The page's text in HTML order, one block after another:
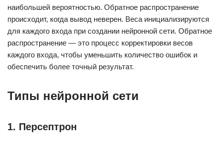
наибольшей вероятностью. Обратное распространение
происходит, когда вывод неверен. Веса инициализируются
для каждого входа при создании нейронной сети. Обратное
распространение — это процесс корректировки весов
каждого входа, чтобы уменьшить количество ошибок и
обеспечить более точный результат.
Типы нейронной сети
1. Персептрон